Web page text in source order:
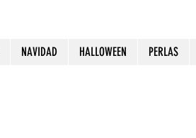
NAVIDAD HALLOWEEN PERLAS